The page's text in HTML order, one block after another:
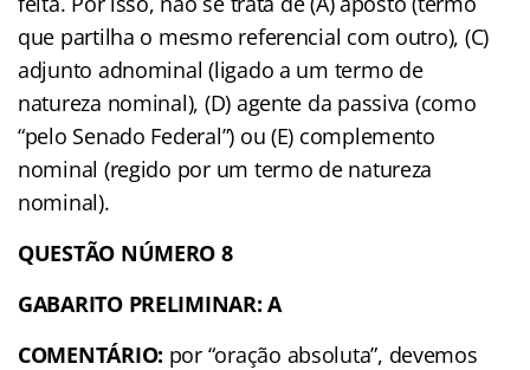
que partilha o mesmo referencial com outro), (C)
adjunto adnominal (ligado a um termo de
natureza nominal), (D) agente da passiva (como
“pelo Senado Federal”) ou (E) complemento
nominal (regido por um termo de natureza
nominal).
QUESTÃO NÚMERO 8
GABARITO PRELIMINAR: A
COMENTÁRIO: por “oração absoluta”, devemos